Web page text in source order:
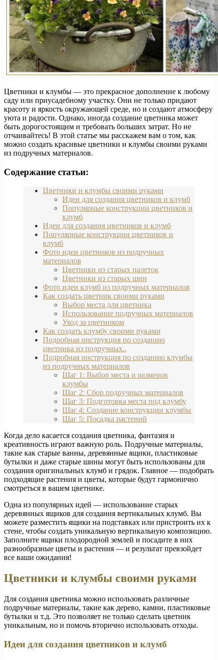
Цветники и клумбы — это прекрасное дополнение к любому
саду или приусадебному участку. Они не только придают
красоту и яркость окружающей среде, но и создают атмосферу
уюта и радости. Однако, иногда создание цветника может
быть дорогостоящим и требовать больших затрат. Но не
отчаивайтесь! В этой статье мы расскажем вам о том, как
можно создать красивые цветники и клумбы своими руками
из подручных материалов.
Содержание статьи:
Цветники и клумбы своими руками
Идеи для создания цветников и клумб
Популярные конструкции цветников и
клумб
Идеи для создания цветников и клумб
Популярные конструкции цветников и
клумб
Фото идеи цветников из подручных
материалов
Цветники из старых палеток
Цветники из старых шин
Фото идеи клумб из подручных материалов
Как создать цветник своими руками
Выбор места для цветника
Использование подручных материалов
Уход за цветником
Как создать клумбу своими руками
Подробная инструкция по созданию
цветника из подручных..
Подробная инструкция по созданию клумбы
из подручных материалов
Шаг 1: Выбор места и размеров
клумбы
Шаг 2: Сбор подручных материалов
Шаг 3: Подготовка места под клумбу
Шаг 4: Создание конструкции клумбы
Шаг 5: Посадка растений
Когда дело касается создания цветника, фантазия и
креативность играют важную роль. Подручные материалы,
такие как старые ванны, деревянные ящики, пластиковые
бутылки и даже старые шины могут быть использованы для
создания оригинальных клумб и грядок. Главное — подобрать
подходящие растения и цветы, которые будут гармонично
смотреться в вашем цветнике.
Одна из популярных идей — использование старых
деревянных ящиков для создания вертикальных клумб. Вы
можете разместить ящики на подставках или пристроить их к
стене, чтобы создать уникальную вертикальную композицию.
Заполните ящики плодородной землей и посадите в них
разнообразные цветы и растения — и результат превзойдет
все ваши ожидания!
Цветники и клумбы своими руками
Для создания цветника можно использовать различные
подручные материалы, такие как дерево, камни, пластиковые
бутылки и т.д. Это позволяет не только сделать цветник
уникальным, но и помочь вторично использовать отходы.
Идеи для создания цветников и клумб